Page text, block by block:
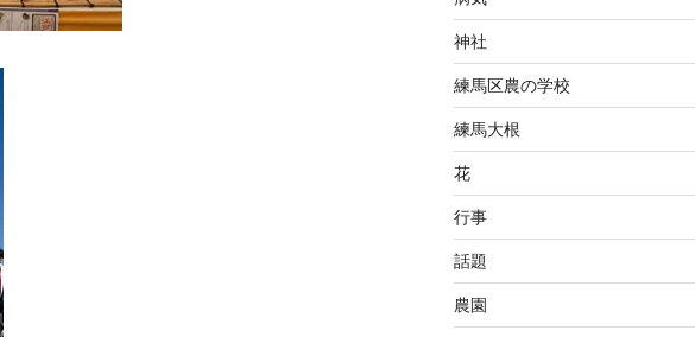
神社
練馬区農の学校
練馬大根
花
行事
話題
農園